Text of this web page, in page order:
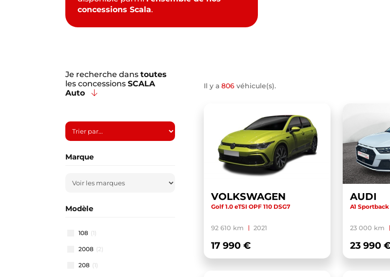
concessions Scala.
Je recherche danstoutes
les concessionsSCALA
Auto
Marque
Modèle
108 (1)
2008 (2)
208 (1)
Il y a 806véhicule(s).
VOLKSWAGEN
Golf 1.0 eTSI OPF 110 DSG7
92 610 km 2021
17 990 €
AUDI
A1 Sportback
23 000 km
23 990